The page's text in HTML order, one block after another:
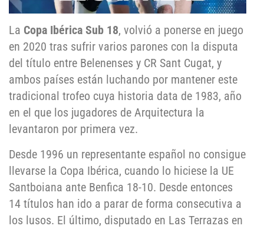
La Copa Ibérica Sub 18, volvió a ponerse en juego
en 2020 tras sufrir varios parones con la disputa
del título entre Belenenses y CR Sant Cugat, y
ambos países están luchando por mantener este
tradicional trofeo cuya historia data de 1983, año
en el que los jugadores de Arquitectura la
levantaron por primera vez.
Desde 1996 un representante español no consigue
llevarse la Copa Ibérica, cuando lo hiciese la UE
Santboiana ante Benfica 18-10. Desde entonces
14 títulos han ido a parar de forma consecutiva a
los lusos. El último, disputado en Las Terrazas en